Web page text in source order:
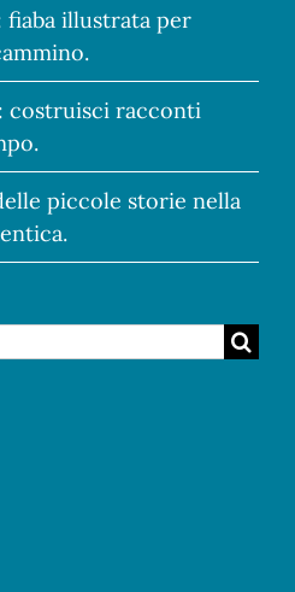
illustrata per
costruisci racconti
piccole storie nella